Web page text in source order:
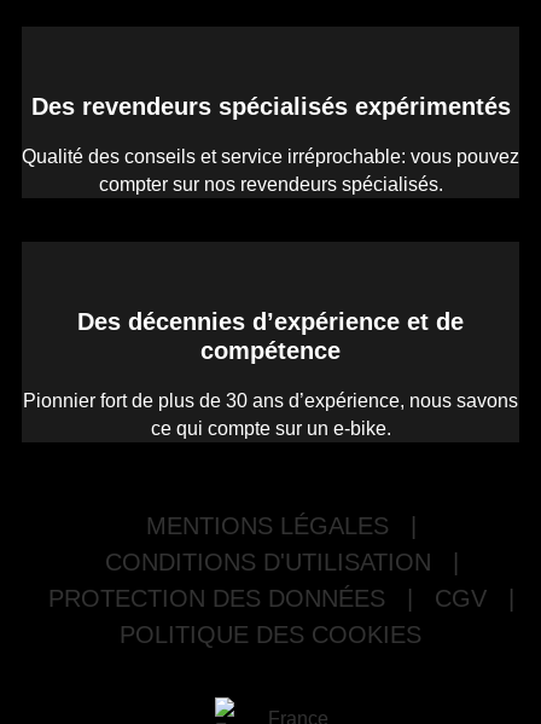
Des revendeurs spécialisés expérimentés
Qualité des conseils et service irréprochable: vous pouvez
compter sur nos revendeurs spécialisés.
Des décennies d’expérience et de
compétence
Pionnier fort de plus de 30 ans d’expérience, nous savons
ce qui compte sur un e-bike.
MENTIONS LÉGALES
CONDITIONS D'UTILISATION
PROTECTION DES DONNÉES
CGV
POLITIQUE DES COOKIES
France